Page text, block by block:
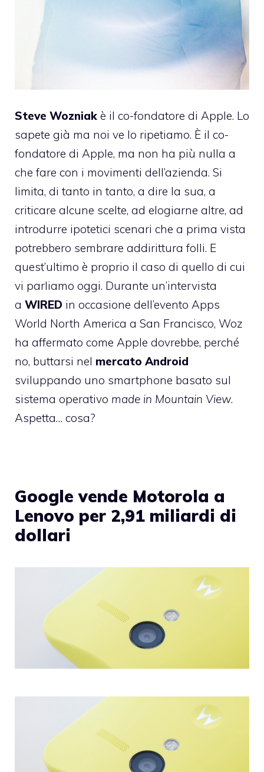
Steve Wozniak è il co-fondatore di Apple. Lo
sapete già ma noi ve lo ripetiamo. È il co-
fondatore di Apple, ma non ha più nulla a
che fare con i movimenti dell’azienda. Si
limita, di tanto in tanto, a dire la sua, a
criticare alcune scelte, ad elogiarne altre, ad
introdurre ipotetici scenari che a prima vista
potrebbero sembrare addirittura folli. E
quest’ultimo è proprio il caso di quello di cui
vi parliamo oggi. Durante un’intervista
a WIRED in occasione dell’evento Apps
World North America a San Francisco, Woz
ha affermato come Apple dovrebbe, perché
no, buttarsi nel mercato Android
sviluppando uno smartphone basato sul
sistema operativo made in Mountain View.
Aspetta… cosa?
Google vende Motorola a
Lenovo per 2,91 miliardi di
dollari